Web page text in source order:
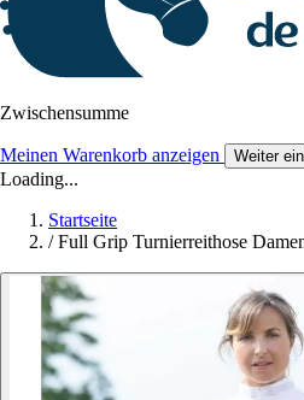
Zwischensumme
Meinen Warenkorb anzeigen Weiter
Loading...
Startseite
/ Full Grip Turnierreithose